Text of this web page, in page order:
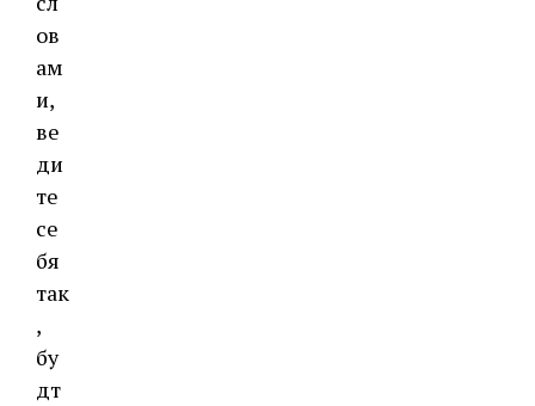
ов
ам
и,
ве
ди
те
се
бя
так
,
бу
дт